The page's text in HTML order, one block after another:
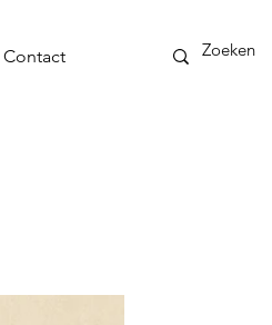
Contact